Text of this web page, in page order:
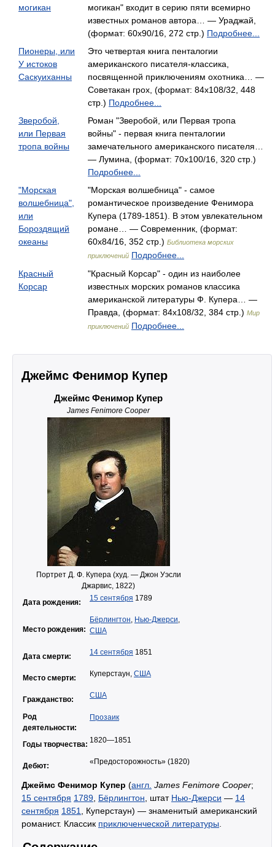
могикан
могикан" входит в серию пяти всемирно
известных романов автора… — Ураджай,
(формат: 60x90/16, 272 стр.) Подробнее...
Пионеры, или
У истоков
Саскуиханны
Это четвертая книга пенталогии
американского писателя-классика,
посвященной приключениям охотника… —
Советакан грох, (формат: 84x108/32, 448
стр.) Подробнее...
Зверобой,
или Первая
тропа войны
Роман "Зверобой, или Первая тропа
войны" - первая книга пенталогии
замечательного американского писателя…
— Лумина, (формат: 70x100/16, 320 стр.)
Подробнее...
"Морская
волшебница",
или
Бороздящий
океаны
"Морская волшебница" - самое
романтическое произведение Фенимора
Купера (1789-1851). В этом увлекательном
романе… — Современник, (формат:
60x84/16, 352 стр.) Библиотека морских
приключений Подробнее...
Красный
Корсар
"Красный Корсар" - один из наиболее
известных морских романов классика
американской литературы Ф. Купера… —
Правда, (формат: 84x108/32, 384 стр.) Мир
приключений Подробнее...
Джеймс Фенимор Купер
Джеймс Фенимор Купер
James Fenimore Cooper
Портрет Д. Ф. Купера (худ. — Джон Уэсли
Джарвис, 1822)
Дата рождения:
15 сентября 1789
Место рождения:
Бёрлингтон, Нью-Джерси,
США
Дата смерти: 14 сентября 1851
Место смерти: Куперстаун, США
Гражданство: США
Род
деятельности:
Прозаик
Годы творчества: 1820—1851
Дебют: «Предосторожность» (1820)
Джеймс Фенимор Купер (англ. James Fenimore Cooper;
15 сентября 1789 Бёрлингтон , штат Нью-Джерси — 14
сентября 1851
, Куперстаун) — знаменитый американский
романист. Классик приключенческой литературы